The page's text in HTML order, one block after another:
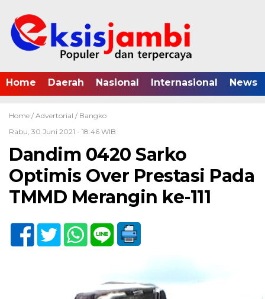
Home Daerah Nasional Internasional News
Home / Advertorial / Bangko
Rabu, 30 Juni 2021 - 18:46 WIB
Dandim 0420 Sarko
Optimis Over Prestasi Pada
TMMD Merangin ke-111